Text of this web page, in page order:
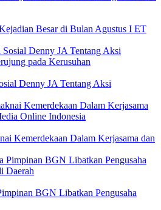
Besar di Bulan Agustus I ET
Denny JA Tentang Aksi
Kemerdekaan Dalam Kerjasama dan
BGN Libatkan Pengusaha